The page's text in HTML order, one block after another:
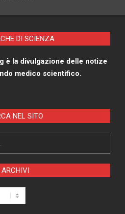
DI SCIENZA
è la divulgazione delle notize
medico scientifico.
NEL SITO
ARCHIVI